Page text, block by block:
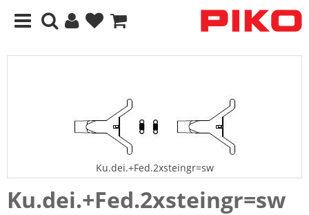
Ku.dei.+Fed.2xsteingr=sw
Ku.dei.+Fed.2xsteingr=sw